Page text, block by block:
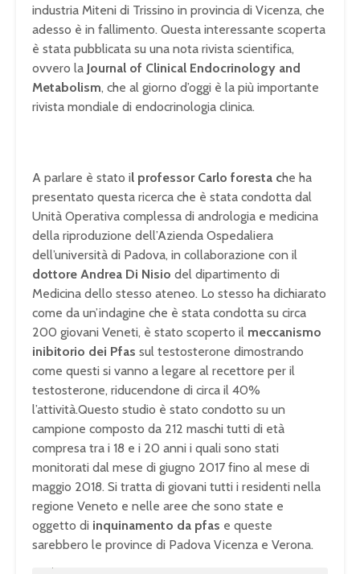
industria Miteni di Trissino in provincia di Vicenza, che
adesso è in fallimento. Questa interessante scoperta
è stata pubblicata su una nota rivista scientifica,
ovvero la Journal of Clinical Endocrinology and
Metabolism, che al giorno d’oggi è la più importante
rivista mondiale di endocrinologia clinica.
A parlare è stato il professor Carlo foresta che ha
presentato questa ricerca che è stata condotta dal
Unità Operativa complessa di andrologia e medicina
della riproduzione dell’Azienda Ospedaliera
dell’università di Padova, in collaborazione con il
dottore Andrea Di Nisio del dipartimento di
Medicina dello stesso ateneo. Lo stesso ha dichiarato
come da un’indagine che è stata condotta su circa
200 giovani Veneti, è stato scoperto il meccanismo
inibitorio dei Pfas sul testosterone dimostrando
come questi si vanno a legare al recettore per il
testosterone, riducendone di circa il 40%
l’attività.Questo studio è stato condotto su un
campione composto da 212 maschi tutti di età
compresa tra i 18 e i 20 anni i quali sono stati
monitorati dal mese di giugno 2017 fino al mese di
maggio 2018. Si tratta di giovani tutti i residenti nella
regione Veneto e nelle aree che sono state e
oggetto di inquinamento da pfas e queste
sarebbero le province di Padova Vicenza e Verona.